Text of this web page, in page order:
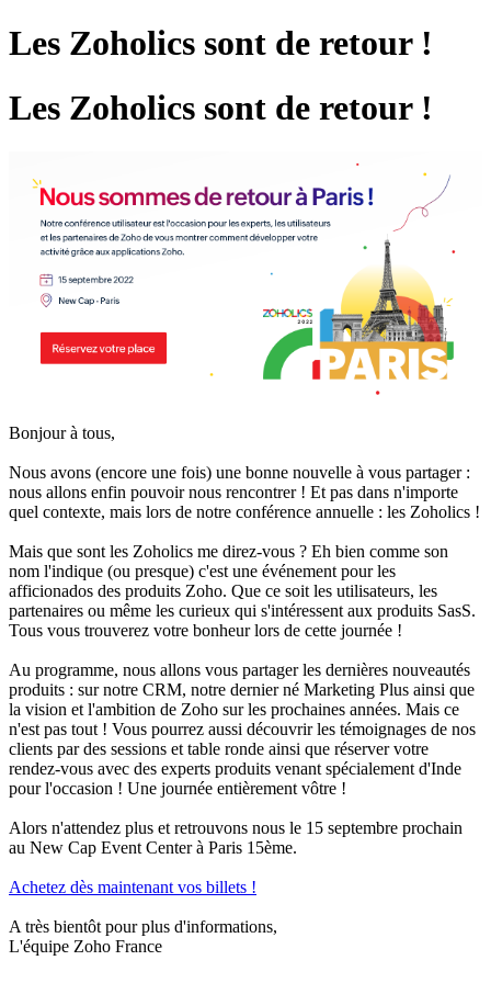
Les Zoholics sont de retour !
Les Zoholics sont de retour !
Bonjour à tous,
Nous avons (encore une fois) une bonne nouvelle à vous partager :
nous allons enfin pouvoir nous rencontrer ! Et pas dans n'importe
quel contexte, mais lors de notre conférence annuelle : les Zoholics !
Mais que sont les Zoholics me direz-vous ? Eh bien comme son
nom l'indique (ou presque) c'est une événement pour les
afficionados des produits Zoho. Que ce soit les utilisateurs, les
partenaires ou même les curieux qui s'intéressent aux produits SasS.
Tous vous trouverez votre bonheur lors de cette journée !
Au programme, nous allons vous partager les dernières nouveautés
produits : sur notre CRM, notre dernier né Marketing Plus ainsi que
la vision et l'ambition de Zoho sur les prochaines années. Mais ce
n'est pas tout ! Vous pourrez aussi découvrir les témoignages de nos
clients par des sessions et table ronde ainsi que réserver votre
rendez-vous avec des experts produits venant spécialement d'Inde
pour l'occasion ! Une journée entièrement vôtre !
Alors n'attendez plus et retrouvons nous le 15 septembre prochain
au New Cap Event Center à Paris 15ème.
Achetez dès maintenant vos billets !
A très bientôt pour plus d'informations,
L'équipe Zoho France